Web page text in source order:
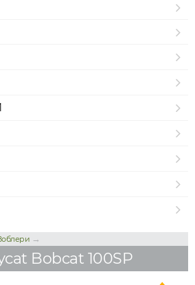
→
Bobcat 100SP